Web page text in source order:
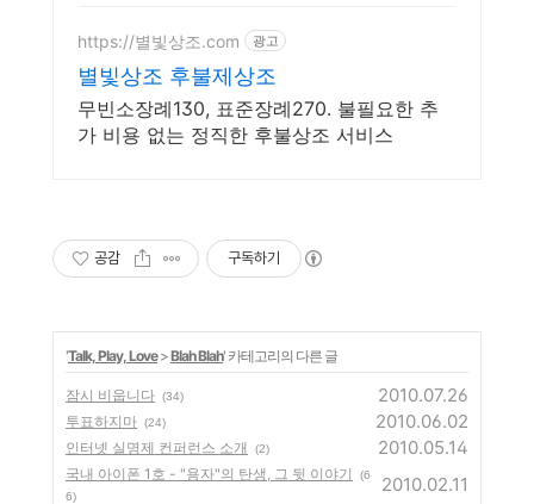
https://별빛상조.com 광고
별빛상조 후불제상조
무빈소장례130, 표준장례270. 불필요한 추
가 비용 없는 정직한 후불상조 서비스
공감 구독하기
'Talk, Play, Love>Blah Blah' 카테고리의 다른 글
잠시 비웁니다 (34) 2010.07.26
투표하지마 (24) 2010.06.02
인터넷 실명제 컨퍼런스 소개 (2) 2010.05.14
국내 아이폰 1호 - "용자"의 탄생, 그 뒷 이야기
(6
6)
2010.02.11